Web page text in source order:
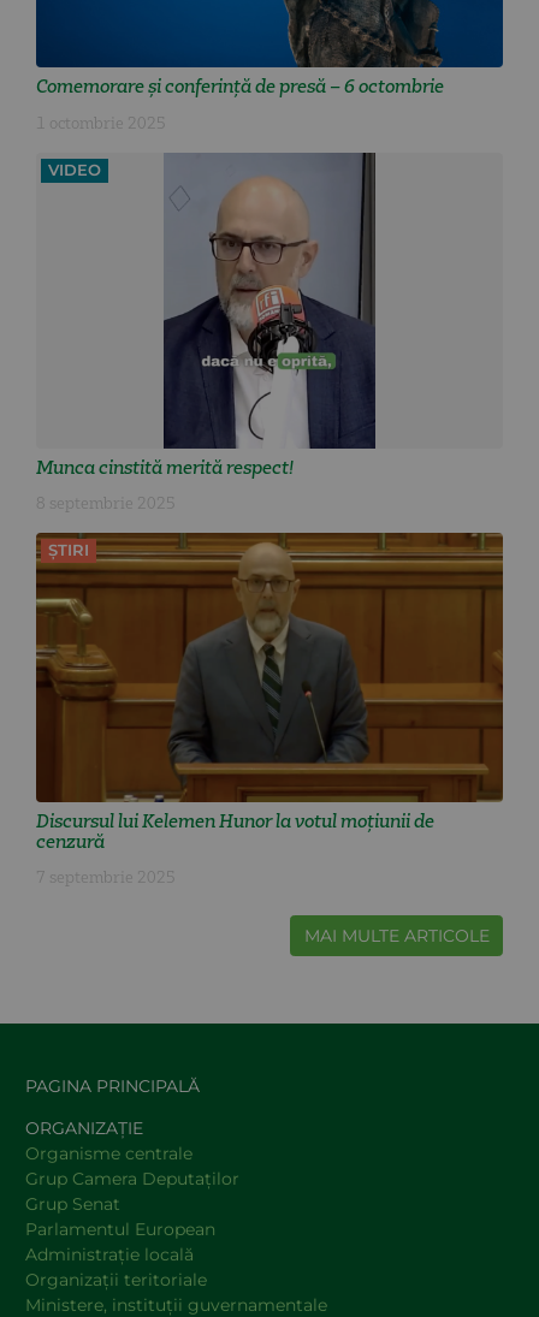
Comemorare și conferință de presă – 6 octombrie
1 octombrie 2025
VIDEO
Munca cinstită merită respect!
8 septembrie 2025
ȘTIRI
Discursul lui Kelemen Hunor la votul moțiunii de
cenzură
7 septembrie 2025
MAI MULTE ARTICOLE
PAGINA PRINCIPALĂ
ORGANIZAȚIE
Organisme centrale
Grup Camera Deputaţilor
Grup Senat
Parlamentul European
Administraţie locală
Organizaţii teritoriale
Ministere, instituţii guvernamentale